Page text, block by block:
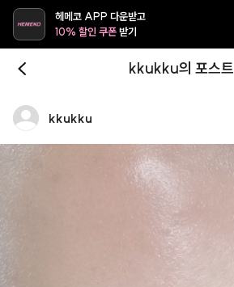
헤메코 APP 다운받고
10% 할인 쿠폰받기
kkukku의 포스트
kkukku